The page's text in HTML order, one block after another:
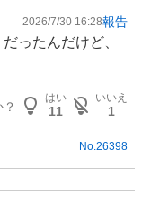
2026/7/30 16:28報告
ったんだけど、
はい
11
いいえ
1
No. 26398